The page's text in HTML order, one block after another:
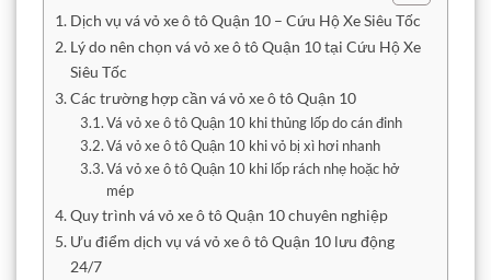
Dịch vụ vá vỏ xe ô tô Quận 10 – Cứu Hộ Xe Siêu Tốc
Lý do nên chọn vá vỏ xe ô tô Quận 10 tại Cứu Hộ Xe
Siêu Tốc
Các trường hợp cần vá vỏ xe ô tô Quận 10
Vá vỏ xe ô tô Quận 10 khi thủng lốp do cán đinh
Vá vỏ xe ô tô Quận 10 khi vỏ bị xì hơi nhanh
Vá vỏ xe ô tô Quận 10 khi lốp rách nhẹ hoặc hở
mép
Quy trình vá vỏ xe ô tô Quận 10 chuyên nghiệp
Ưu điểm dịch vụ vá vỏ xe ô tô Quận 10 lưu động
24/7